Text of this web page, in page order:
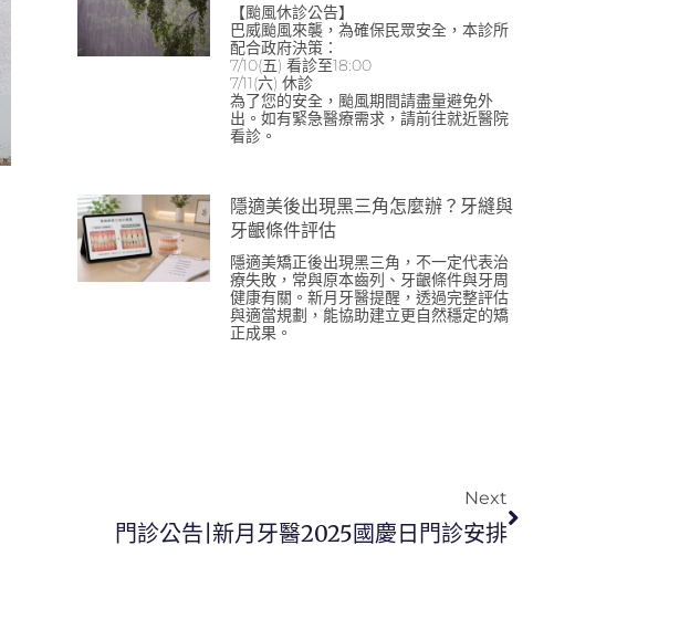
【颱風休診公告】
巴威颱風來襲，為確保民眾安全，本診所
配合政府決策：
7/10(五) 看診至18:00
7/11(六) 休診
為了您的安全，颱風期間請盡量避免外
出。如有緊急醫療需求，請前往就近醫院
看診。
隱適美後出現黑三角怎麼辦？牙縫與
牙齦條件評估
隱適美矯正後出現黑三角，不一定代表治
療失敗，常與原本齒列、牙齦條件與牙周
健康有關。新月牙醫提醒，透過完整評估
與適當規劃，能協助建立更自然穩定的矯
正成果。
Next
門診公告|新月牙醫2025國慶日門診安排